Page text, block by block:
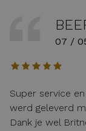
07 /
Super service
werd geleverd
Dank je wel